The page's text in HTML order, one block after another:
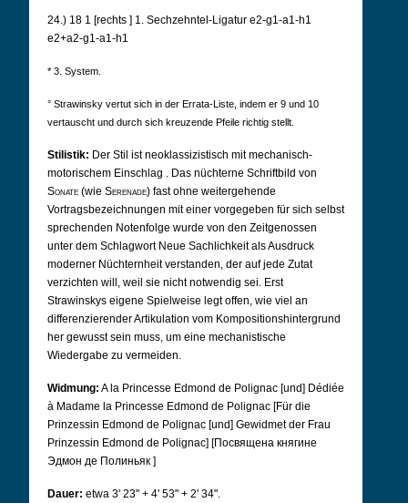
24.) 18 1 [rechts ] 1. Sechzehntel-Ligatur e2-g1-a1-h1
e2+a2-g1-a1-h1
* 3. System.
° Strawinsky vertut sich in der Errata-Liste, indem er 9 und 10
vertauscht und durch sich kreuzende Pfeile richtig stellt.
Stilistik: Der Stil ist neoklassizistisch mit mechanisch-
motorischem Einschlag . Das nüchterne Schriftbild von
Sonate (wie Serenade) fast ohne weitergehende
Vortragsbezeichnungen mit einer vorgegeben für sich selbst
sprechenden Notenfolge wurde von den Zeitgenossen
unter dem Schlagwort Neue Sachlichkeit als Ausdruck
moderner Nüchternheit verstanden, der auf jede Zutat
verzichten will, weil sie nicht notwendig sei. Erst
Strawinskys eigene Spielweise legt offen, wie viel an
differenzierender Artikulation vom Kompositionshintergrund
her gewusst sein muss, um eine mechanistische
Wiedergabe zu vermeiden.
Widmung: A la Princesse Edmond de Polignac [und] Dédiée
à Madame la Princesse Edmond de Polignac [Für die
Prinzessin Edmond de Polignac [und] Gewidmet der Frau
Prinzessin Edmond de Polignac] [Посвящена княгине
Эдмон де Полиньяк ]
Dauer: etwa 3' 23" + 4' 53" + 2' 34".